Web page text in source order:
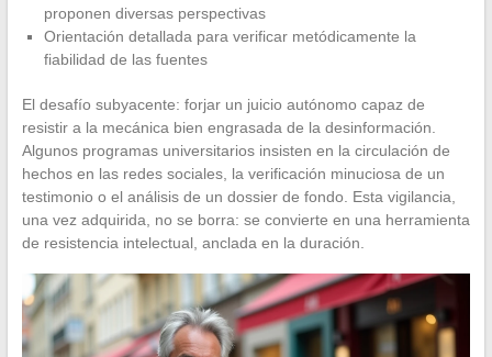
proponen diversas perspectivas
Orientación detallada para verificar metódicamente la
fiabilidad de las fuentes
El desafío subyacente: forjar un juicio autónomo capaz de
resistir a la mecánica bien engrasada de la desinformación.
Algunos programas universitarios insisten en la circulación de
hechos en las redes sociales, la verificación minuciosa de un
testimonio o el análisis de un dossier de fondo. Esta vigilancia,
una vez adquirida, no se borra: se convierte en una herramienta
de resistencia intelectual, anclada en la duración.